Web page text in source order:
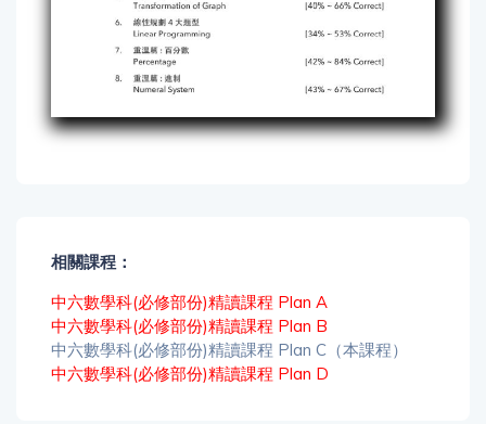
相關課程：
中六數學科(必修部份)精讀課程 Plan A
中六數學科(必修部份)精讀課程 Plan B
中六數學科(必修部份)精讀課程 Plan C（本課程）
中六數學科(必修部份)精讀課程 Plan D